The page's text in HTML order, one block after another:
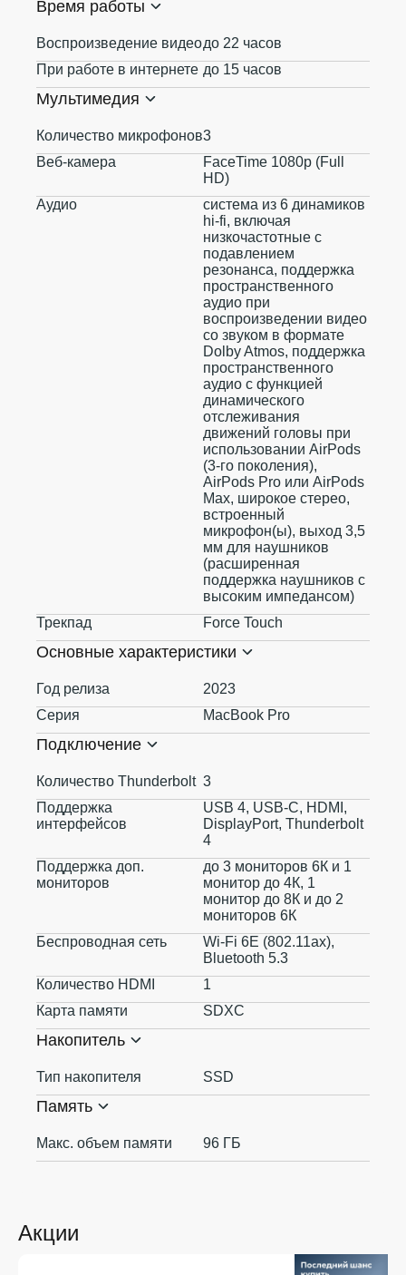
Акции
Время работы
Воспроизведение видеодо 22 часов
При работе в интернете до 15 часов
Мультимедия
Количество микрофонов3
Веб-камера
FaceTime 1080p (Full
HD)
Аудио
система из 6 динамиков
hi-fi, включая
низкочастотные с
подавлением
резонанса, поддержка
пространственного
аудио при
воспроизведении видео
со звуком в формате
Dolby Atmos, поддержка
пространственного
аудио с функцией
динамического
отслеживания
движений головы при
использовании AirPods
(3‑го поколения),
AirPods Pro или AirPods
Max, широкое стерео,
встроенный
микрофон(ы), выход 3,5
мм для наушников
(расширенная
поддержка наушников с
высоким импедансом)
Трекпад
Force Touch
Основные характеристики
Год релиза
2023
Серия
MacBook Pro
Подключение
Количество Thunderbolt 3
Поддержка
интерфейсов
USB 4, USB-C, HDMI,
DisplayPort, Thunderbolt
4
Поддержка доп.
мониторов
до 3 мониторов 6К и 1
монитор до 4К, 1
монитор до 8К и до 2
мониторов 6К
Беспроводная сеть
Wi-Fi 6E (802.11ax),
Bluetooth 5.3
Количество HDMI
1
Карта памяти
SDXC
Накопитель
Тип накопителя SSD
Память
Макс. объем памяти 96 ГБ